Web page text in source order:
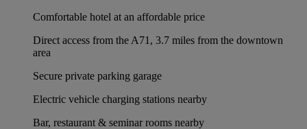
Comfortable hotel at an affordable price
Direct access from the A71, 3.7 miles from the downtown
area
Secure private parking garage
Electric vehicle charging stations nearby
Bar, restaurant & seminar rooms nearby